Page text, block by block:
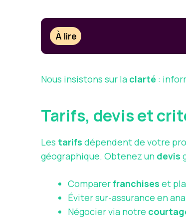
À lire
Nous insistons sur la clarté :
Tarifs, devis et
Les tarifs dépendent de votre
géographique. Obtenez un devis
Comparerfranchises et
Éviter sur-assurance en
Négocier via notre